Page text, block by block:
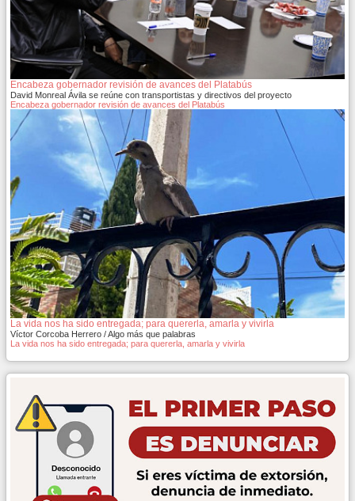
Encabeza gobernador revisión de avances del Platabús
David Monreal Ávila se reúne con transportistas y directivos del proyecto
Encabeza gobernador revisión de avances del Platabús
La vida nos ha sido entregada; para quererla, amarla y vivirla
Víctor Corcoba Herrero / Algo más que palabras
La vida nos ha sido entregada; para quererla, amarla y vivirla